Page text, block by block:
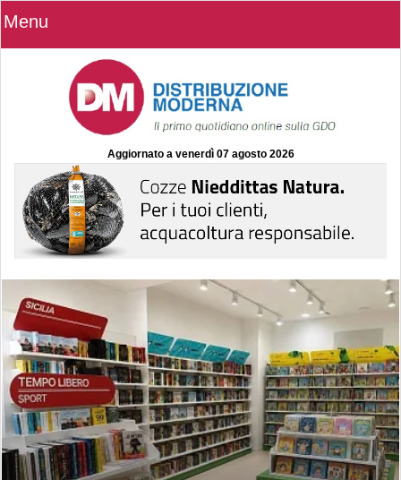
Menu
Aggiornato a venerdì 07 agosto 2026